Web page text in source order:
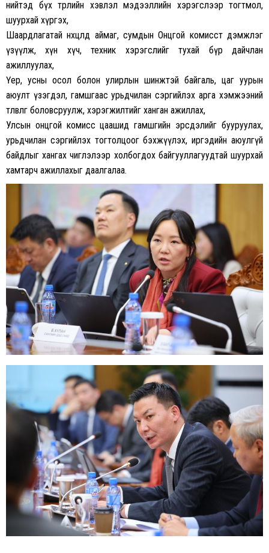
нийтэд бүх төрлийн хэвлэл мэдээллийн хэрэгслээр тогтмол,
шуурхай хүргэх,
Шаардлагатай нөхцөлд аймаг, сумдын Онцгой комисст дэмжлэг
үзүүлж, хүн хүч, техник хэрэгслийг тухай бүр дайчлан
ажиллуулах,
Үер, усны осол болон улирлын шинжтэй байгаль, цаг уурын
аюулт үзэгдэл, гамшгаас урьдчилан сэргийлэх арга хэмжээний
төлөвлөгөө боловсруулж, хэрэгжилтийг ханган ажиллах,
Улсын онцгой комисс цаашид гамшгийн эрсдэлийг бууруулах,
урьдчилан сэргийлэх тогтолцоог бэхжүүлэх, иргэдийн аюулгүй
байдлыг хангах чиглэлээр холбогдох байгууллагуудтай шуурхай
хамтарч ажиллахыг даалгалаа.